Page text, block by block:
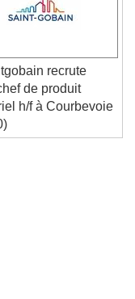
recrute
de produit
h/f à Courbevoie